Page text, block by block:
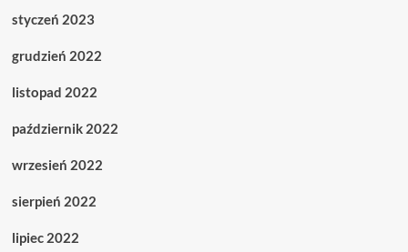
styczeń 2023
grudzień 2022
listopad 2022
październik 2022
wrzesień 2022
sierpień 2022
lipiec 2022